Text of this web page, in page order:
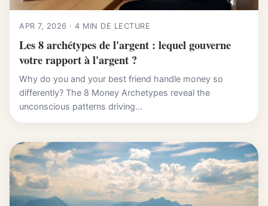
APR 7, 2026 · 4 MIN DE LECTURE
Les 8 archétypes de l'argent : lequel gouverne
votre rapport à l'argent ?
Why do you and your best friend handle money so
differently? The 8 Money Archetypes reveal the
unconscious patterns driving...